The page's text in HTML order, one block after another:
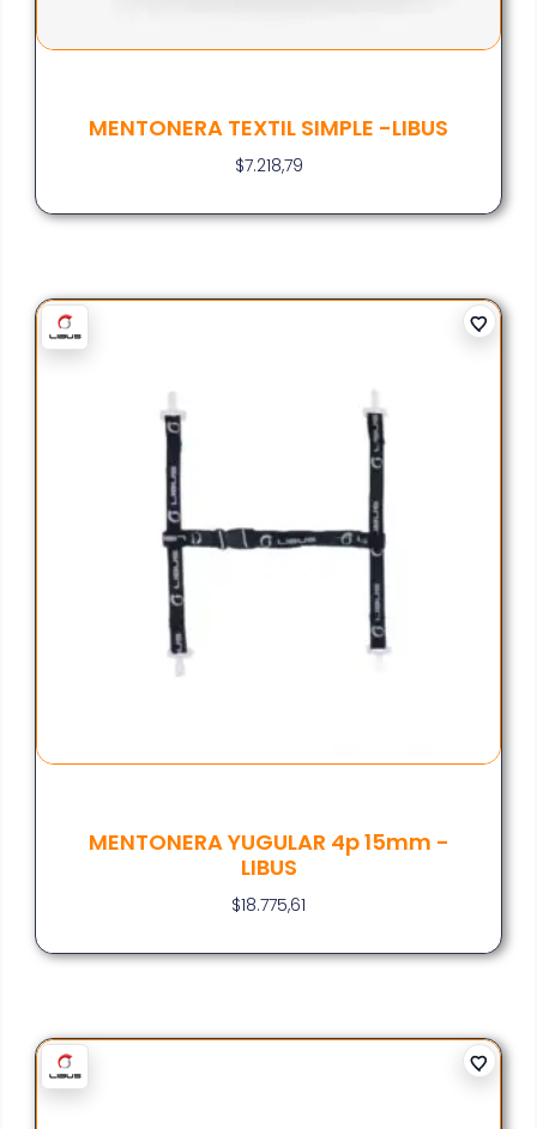
MENTONERA TEXTIL SIMPLE -LIBUS
$7.218,79
MENTONERA YUGULAR 4p 15mm -
LIBUS
$18.775,61